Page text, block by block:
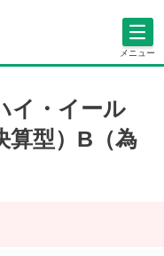
メニュー
イ・イール
算型）B（為